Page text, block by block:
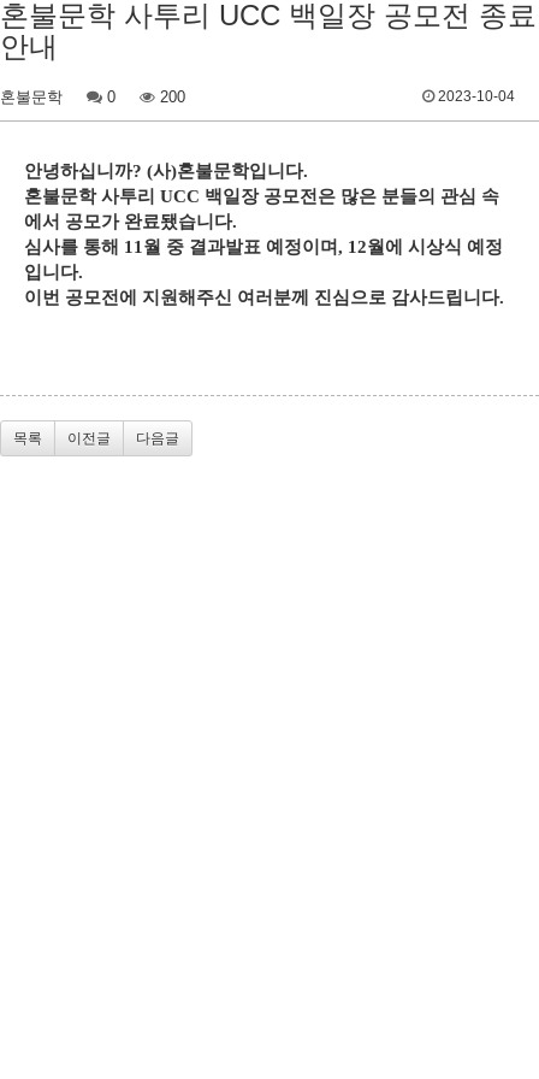
혼불문학 사투리 UCC 백일장 공모전 종료
안내
혼불문학 0 200 2023-10-04
안녕하십니까? (사)혼불문학입니다.
혼불문학 사투리 UCC 백일장 공모전은 많은 분들의 관심 속
에서 공모가 완료됐습니다.
심사를 통해 11 월 중 결과발표 예정이며, 12월에 시상식 예정
입니다.
이번 공모전에 지원해주신 여러분께 진심으로 감사드립니다.
목록 이전글 다음글